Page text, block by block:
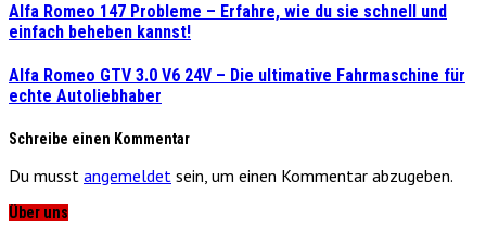
Alfa Romeo 147 Probleme – Erfahre, wie du sie schnell und
einfach beheben kannst!
Alfa Romeo GTV 3.0 V6 24V – Die ultimative Fahrmaschine für
echte Autoliebhaber
Schreibe einen Kommentar
Du musst angemeldet sein, um einen Kommentar abzugeben.
Über uns